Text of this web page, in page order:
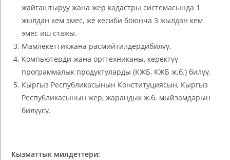
жайгаштыруу жана жер кадастры системасында 1
жылдан кем эмес, же кесиби боюнча 3 жылдан кем
эмес иш стажы.
Мамлекеттикжана расмийтилдердибилүү.
Компьютерди жана оргтехниканы, керектүү
программалык продуктуларды (КЖБ, КЖБ ж.б.) билүү.
Кыргыз Республикасынын Конституциясын, Кыргыз
Республикасынын жер, жарандык ж.б. мыйзамдарын
билүүсү.
Кызматтык милдеттери: